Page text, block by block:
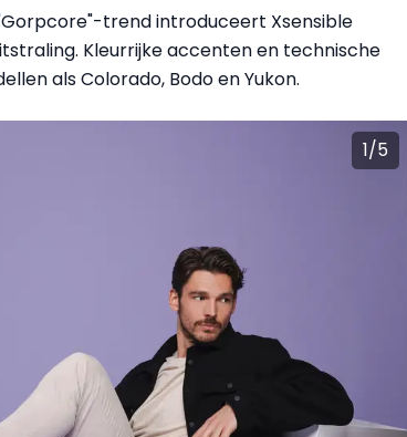
trend introduceert Xsensible
Kleurrijke accenten en technische
als Colorado, Bodo en Yukon.
1/5